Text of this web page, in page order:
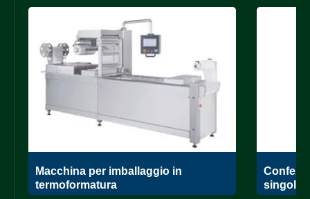
Macchina per imballaggio in
termoformatura
singola